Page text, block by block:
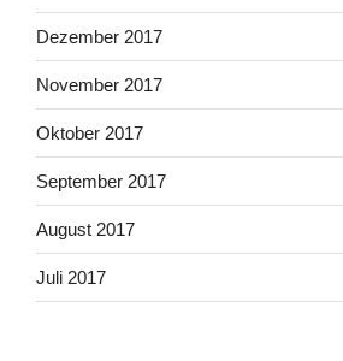
Dezember 2017
November 2017
Oktober 2017
September 2017
August 2017
Juli 2017